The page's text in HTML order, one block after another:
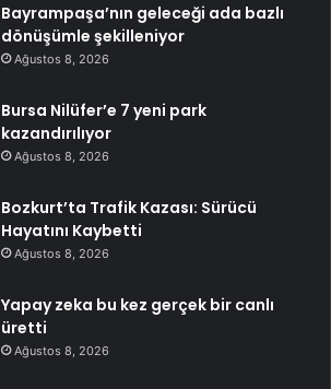
Bayrampaşa’nın geleceği ada bazlı
dönüşümle şekilleniyor
Ağustos 8, 2026
Bursa Nilüfer’e 7 yeni park
kazandırılıyor
Ağustos 8, 2026
Bozkurt’ta Trafik Kazası: Sürücü
Hayatını Kaybetti
Ağustos 8, 2026
Yapay zeka bu kez gerçek bir canlı
üretti
Ağustos 8, 2026